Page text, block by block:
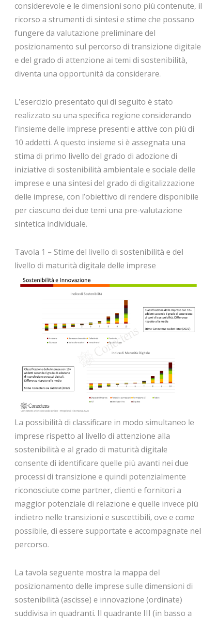
considerevole e le dimensioni sono più contenute, il
ricorso a strumenti di sintesi e stime che possano
fungere da valutazione preliminare del
posizionamento sul percorso di transizione digitale
e del grado di attenzione ai temi di sostenibilità,
diventa una opportunità da considerare.
L’esercizio presentato qui di seguito è stato
realizzato su una specifica regione considerando
l’insieme delle imprese presenti e attive con più di
10 addetti. A questo insieme si è assegnata una
stima di primo livello del grado di adozione di
iniziative di sostenibilità ambientale e sociale delle
imprese e una sintesi del grado di digitalizzazione
delle imprese, con l’obiettivo di rendere disponibile
per ciascuno dei due temi una pre-valutazione
sintetica individuale.
Tavola 1 – Stime del livello di sostenibilità e del
livello di maturità digitale delle imprese
La possibilità di classificare in modo simultaneo le
imprese rispetto al livello di attenzione alla
sostenibilità e al grado di maturità digitale
consente di identificare quelle più avanti nei due
processi di transizione e quindi potenzialmente
riconosciute come partner, clienti e fornitori a
maggior potenziale di relazione e quelle invece più
indietro nelle transizioni e suscettibili, ove e come
possibile, di essere supportate e accompagnate nel
percorso.
La tavola seguente mostra la mappa del
posizionamento delle imprese sulle dimensioni di
sostenibilità (ascisse) e innovazione (ordinate)
suddivisa in quadranti. Il quadrante III (in basso a